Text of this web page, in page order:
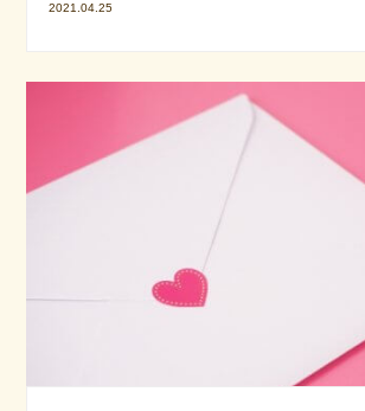
2021.04.25